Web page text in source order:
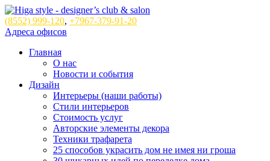
(8552) 999-120, +7967-379-91-20
Адреса офисов
Главная
О нас
Новости и события
Дизайн
Интерьеры (наши работы)
Стили интерьеров
Стоимость услуг
Авторские элементы декора
Техники трафарета
25 способов украсить дом не имея ни гроша